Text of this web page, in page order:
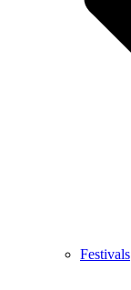
Festivals